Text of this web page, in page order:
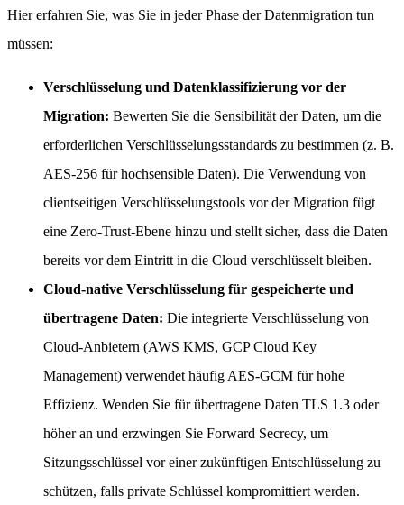
Hier erfahren Sie, was Sie in jeder Phase der Datenmigration tun
müssen:
Verschlüsselung und Datenklassifizierung vor der
Migration: Bewerten Sie die Sensibilität der Daten, um die
erforderlichen Verschlüsselungsstandards zu bestimmen (z. B.
AES-256 für hochsensible Daten). Die Verwendung von
clientseitigen Verschlüsselungstools vor der Migration fügt
eine Zero-Trust-Ebene hinzu und stellt sicher, dass die Daten
bereits vor dem Eintritt in die Cloud verschlüsselt bleiben.
Cloud-native Verschlüsselung für gespeicherte und
übertragene Daten: Die integrierte Verschlüsselung von
Cloud-Anbietern (AWS KMS, GCP Cloud Key
Management) verwendet häufig AES-GCM für hohe
Effizienz. Wenden Sie für übertragene Daten TLS 1.3 oder
höher an und erzwingen Sie Forward Secrecy, um
Sitzungsschlüssel vor einer zukünftigen Entschlüsselung zu
schützen, falls private Schlüssel kompromittiert werden.